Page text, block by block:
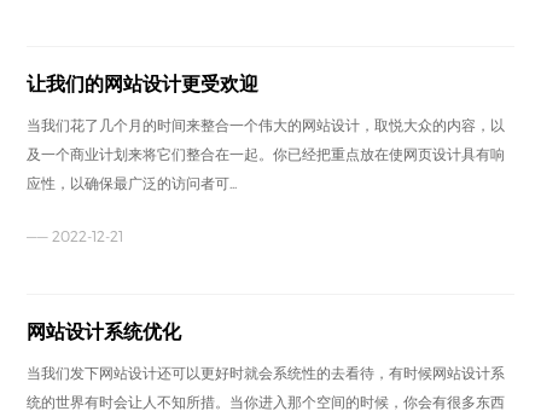
让我们的网站设计更受欢迎
当我们花了几个月的时间来整合一个伟大的网站设计，取悦大众的内容，以
及一个商业计划来将它们整合在一起。你已经把重点放在使网页设计具有响
应性，以确保最广泛的访问者可...
—— 2022-12-21
网站设计系统优化
当我们发下网站设计还可以更好时就会系统性的去看待，有时候网站设计系
统的世界有时会让人不知所措。当你进入那个空间的时候，你会有很多东西